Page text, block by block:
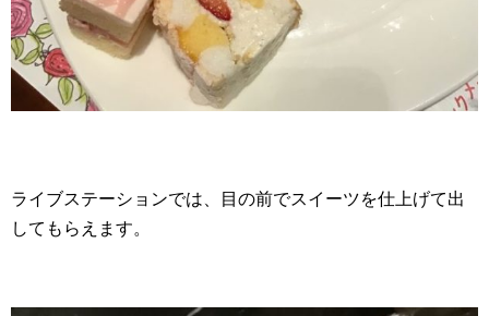
ライブステーションでは、目の前でスイーツを仕上げて出
してもらえます。